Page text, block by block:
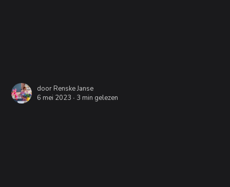
door Renske Janse
6 mei 2023 ∙ 3 min gelezen